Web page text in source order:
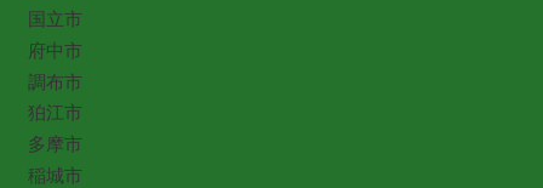
国立市
府中市
調布市
狛江市
多摩市
稲城市